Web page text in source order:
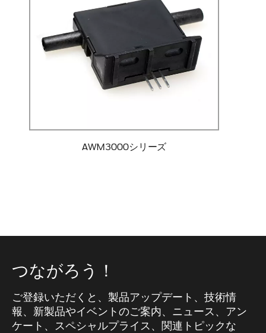
AWM3000シリーズ
つながろう！
ご登録いただくと、製品アップデート、技術情
報、新製品やイベントのご案内、ニュース、アン
ケート、スペシャルプライス、関連トピックな